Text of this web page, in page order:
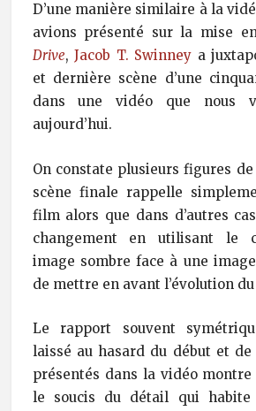
D’une manière similaire à la
avions présenté sur la mise
Drive,Jacob T. Swinney a
et dernière scène d’une
dans une vidéo que nous
aujourd’hui.
On constate plusieurs figures
scène finale rappelle
film alors que dans d’autres
changement en utilisant le
image sombre face à une
de mettre en avant l’évolution
Le rapport souvent
laissé au hasard du début et
présentés dans la vidéo
le soucis du détail qui